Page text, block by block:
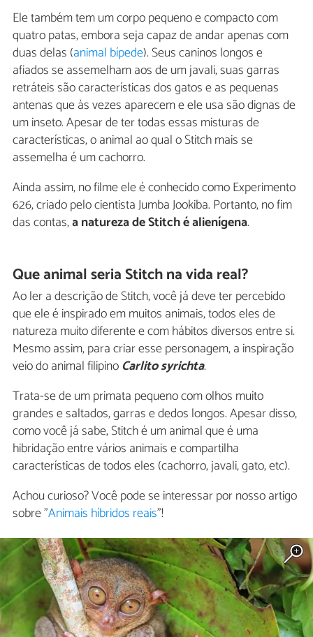
Ele também tem um corpo pequeno e compacto com
quatro patas, embora seja capaz de andar apenas com
duas delas (animal bípede). Seus caninos longos e
afiados se assemelham aos de um javali, suas garras
retráteis são características dos gatos e as pequenas
antenas que às vezes aparecem e ele usa são dignas de
um inseto. Apesar de ter todas essas misturas de
características, o animal ao qual o Stitch mais se
assemelha é um cachorro.
Ainda assim, no filme ele é conhecido como Experimento
626, criado pelo cientista Jumba Jookiba. Portanto, no fim
das contas,a natureza de Stitch é alienígena.
Que animal seria Stitch na vida real?
Ao ler a descrição de Stitch, você já deve ter percebido
que ele é inspirado em muitos animais, todos eles de
natureza muito diferente e com hábitos diversos entre si.
Mesmo assim, para criar esse personagem, a inspiração
veio do animal filipino Carlito syrichta.
Trata-se de um primata pequeno com olhos muito
grandes e saltados, garras e dedos longos. Apesar disso,
como você já sabe, Stitch é um animal que é uma
hibridação entre vários animais e compartilha
características de todos eles (cachorro, javali, gato, etc).
Achou curioso? Você pode se interessar por nosso artigo
sobre "Animais híbridos reais"!